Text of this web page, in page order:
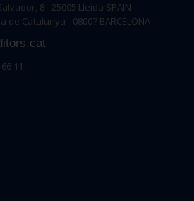
8 - 25005 Lleida SPAIN
de Catalunya - 08007 BARCELONA
11